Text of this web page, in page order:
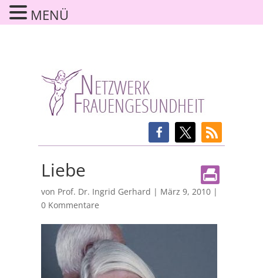
Liebe
von Prof. Dr. Ingrid Gerhard | März 9, 2010|
0 Kommentare
MENÜ